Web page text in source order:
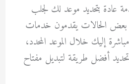
عادة بتحديد موعد لك لجلب
بعض الحالات يقدمون خدمات
إليك خلال الموعد المحدد،
أفضل طريقة لتبديل مفتاح